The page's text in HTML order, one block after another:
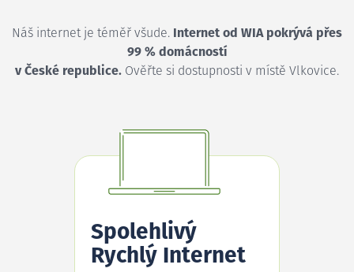
Náš internet je téměř všude. Internet od WIA pokrývá přes
99 % domácností
v České republice. Ověřte si dostupnosti v místě Vlkovice.
Spolehlivý
Rychlý Internet